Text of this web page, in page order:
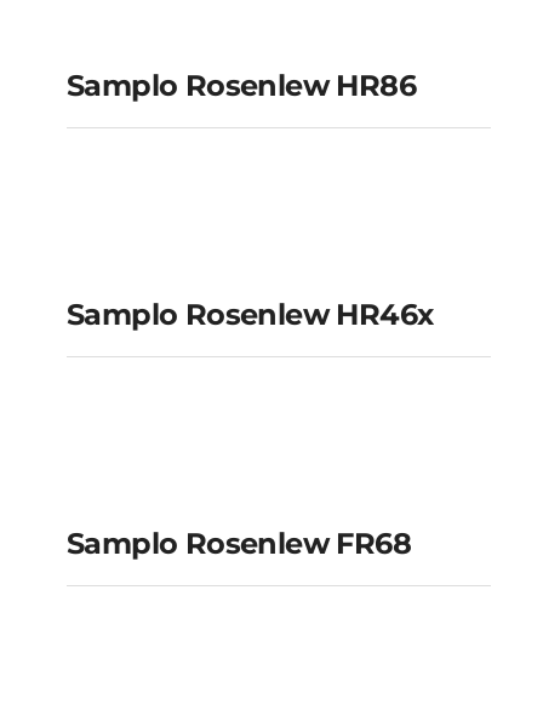
HR86
Samplo Rosenlew HR86
HR46x
Samplo Rosenlew HR46x
FR68
Samplo Rosenlew FR68